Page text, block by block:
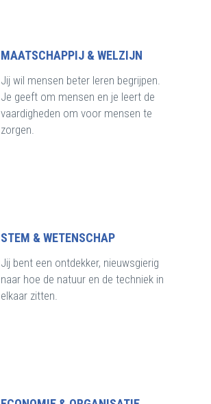
MAATSCHAPPIJ & WELZIJN
Jij wil mensen beter leren begrijpen.
Je geeft om mensen en je leert de
vaardigheden om voor mensen te
zorgen.
STEM & WETENSCHAP
Jij bent een ontdekker, nieuwsgierig
naar hoe de natuur en de techniek in
elkaar zitten.